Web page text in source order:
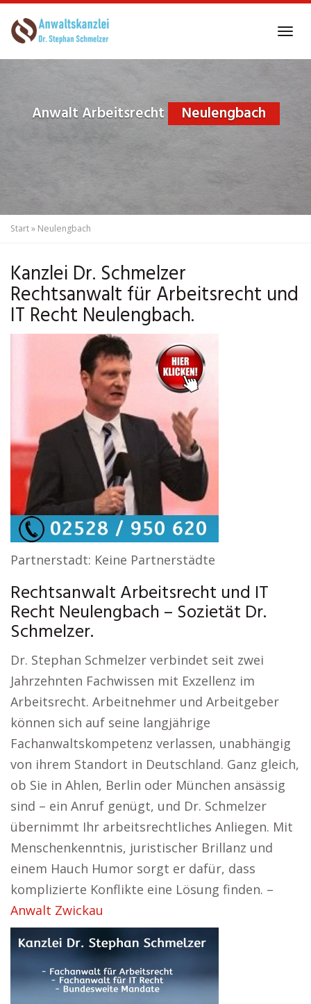
to
Anwalt Arbeitsrecht Neulengbach
Start» Neulengbach
Kanzlei Dr. Schmelzer
Rechtsanwalt für Arbeitsrecht und
IT Recht Neulengbach.
Partnerstadt: Keine Partnerstädte
Rechtsanwalt Arbeitsrecht und IT
Recht Neulengbach – Sozietät Dr.
Schmelzer.
Dr. Stephan Schmelzer verbindet seit zwei
Jahrzehnten Fachwissen mit Exzellenz im
Arbeitsrecht. Arbeitnehmer und Arbeitgeber
können sich auf seine langjährige
Fachanwaltskompetenz verlassen, unabhängig
von ihrem Standort in Deutschland. Ganz gleich,
ob Sie in Ahlen, Berlin oder München ansässig
sind – ein Anruf genügt, und Dr. Schmelzer
übernimmt Ihr arbeitsrechtliches Anliegen. Mit
Menschenkenntnis, juristischer Brillanz und
einem Hauch Humor sorgt er dafür, dass
komplizierte Konflikte eine Lösung finden. –
Anwalt Zwickau